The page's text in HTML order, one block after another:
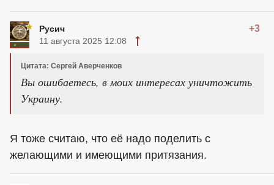
Русич +3
11 августа 2025 12:08
Цитата: Сергей Аверченков
Вы ошибаетесь, в моих интересах уничтожить
Украину.
Я тоже считаю, что её надо поделить с
желающими и имеющими притязания.